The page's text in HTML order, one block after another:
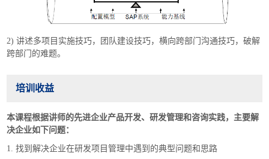
2) 讲述多项目实施技巧，团队建设技巧，横向跨部门沟通技巧，破解
跨部门的难题。
培训收益
本课程根据讲师的先进企业产品开发、研发管理和咨询实践，主要解
决企业如下问题：
1. 找到解决企业在研发项目管理中遇到的典型问题和思路